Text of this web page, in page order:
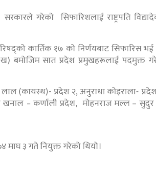
गरेको सिफारिशलाई राष्ट्रपति
कार्तिक १७ को निर्णयबाट सिफारिस
सात प्रदेश प्रमुखहरूलाई पदमुक्त
लाल (कायस्थ)- प्रदेश २, अनुराधा कोइराला-
– कर्णाली प्रदेश, मोहनराज मल्ल – सुदुर
माघ ३ गते नियुक्त गरेको थियो।